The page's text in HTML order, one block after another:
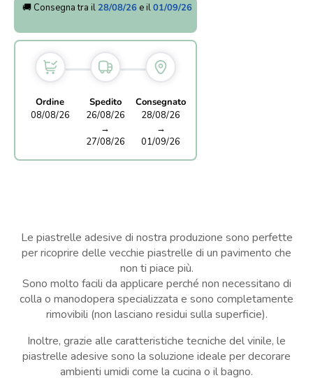
🚚 Consegna tra il 28/08/26 e il01/09/26
Ordine
08/08/26
Spedito
26/08/26
→
27/08/26
Consegnato
28/08/26
→
01/09/26
Le piastrelle adesive di nostra produzione sono perfette
per ricoprire delle vecchie piastrelle di un pavimento che
non ti piace più.
Sono molto facili da applicare perché non necessitano di
colla o manodopera specializzata e sono completamente
rimovibili (non lasciano residui sulla superficie).
Inoltre, grazie alle caratteristiche tecniche del vinile, le
piastrelle adesive sono la soluzione ideale per decorare
ambienti umidi come la cucina o il bagno.